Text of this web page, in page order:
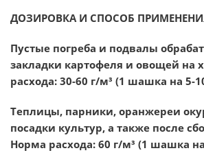
ДОЗИРОВКА И СПОСОБ
Пустые погреба и подвалы
закладки картофеля и овощей на
расхода: 30-60 г/м³ (1 шашка на 5-
Теплицы, парники, оранжереи
посадки культур, а также после
Норма расхода: 60 г/м³ (1 шашка